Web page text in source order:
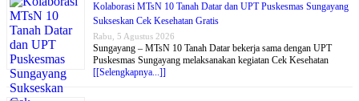
Kolaborasi MTsN 10 Tanah Datar dan UPT Puskesmas Sungayang
Sukseskan Cek Kesehatan Gratis
Rabu, 5 Agustus 2026
Sungayang – MTsN 10 Tanah Datar bekerja sama dengan UPT
Puskesmas Sungayang melaksanakan kegiatan Cek Kesehatan
[[Selengkapnya...]]